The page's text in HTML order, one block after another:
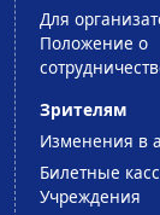
Для
Положение о
Зрителям
Изменения в
Билетные
Учреждения